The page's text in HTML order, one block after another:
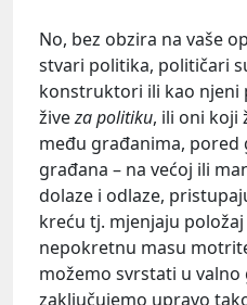
No, bez obzira na vaše
stvari politika, političari
konstruktori ili kao
živeza politiku, ili oni koji
među građanima, pored
građana – na većoj ili
dolaze i odlaze,
kreću tj. mjenjaju
nepokretnu masu
možemo svrstati u valno
zaključujemo upravo